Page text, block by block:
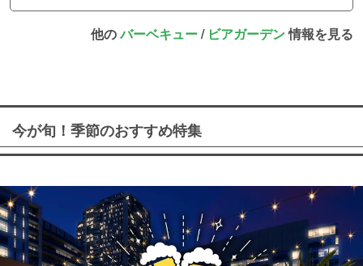
他のバーベキュー/ ビアガーデン情報を見る
今が旬！季節のおすすめ特集